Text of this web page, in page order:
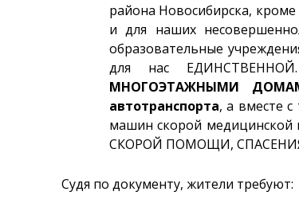
района Новосибирска, кроме
и для наших
образовательные
для нас
МНОГОЭТАЖНЫМИ
автотранспорта, а вместе
машин скорой медицинской
СКОРОЙ ПОМОЩИ, СПАСЕНИЯ
Судя по документу, жители требуют: